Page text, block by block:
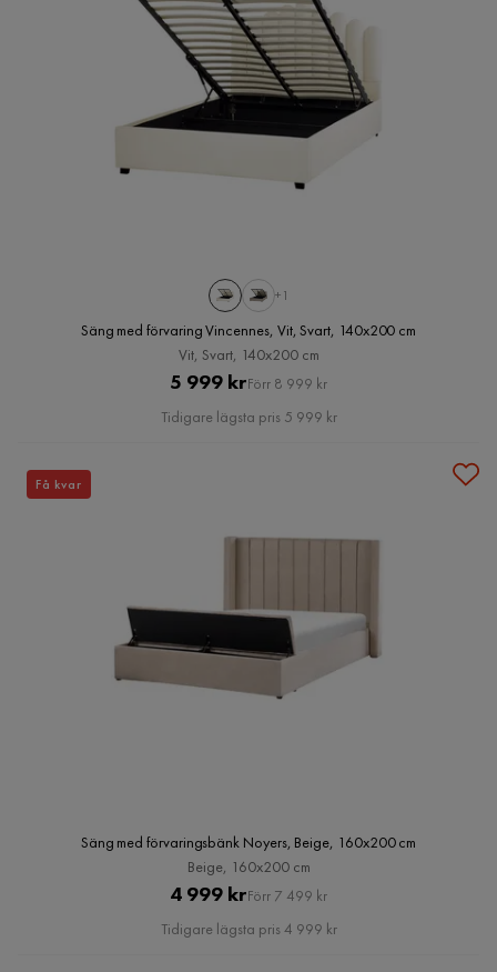
+1
Säng med förvaring Vincennes, Vit, Svart, 140x200 cm
Vit, Svart, 140x200 cm
Pris
5 999 krOriginal
Pris
Förr 8 999 kr
Tidigare lägsta pris 5 999 kr
Säng med förvaringsbänk Noyers, Beige, 160x200 cm
Beige, 160x200 cm
Pris
4 999 krOriginal
Pris
Förr 7 499 kr
Tidigare lägsta pris 4 999 kr
Få kvar